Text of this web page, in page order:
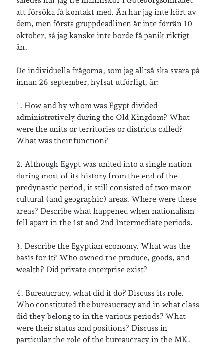
Geocaching
Inlägg om geocaching
Etiketter
barn barnkläder bibliotekslån
e-böcker festligheter foto
frågor & svar fågelskådning fåglar
födelsedag geocaching Göteborg
att försöka få kontakt med. Än har jag inte hört av
dem, men första gruppdeadlinen är inte förrän 10
oktober, så jag kanske inte borde få panik riktigt
än.
De individuella frågorna, som jag alltså ska svara på
innan 26 september, hyfsat utförligt, är:
1. How and by whom was Egypt divided
administratively during the Old Kingdom? What
were the units or territories or districts called?
What was their function?
2. Although Egypt was united into a single nation
during most of its history from the end of the
predynastic period, it still consisted of two major
cultural (and geographic) areas. Where were these
areas? Describe what happened when nationalism
fell apart in the 1st and 2nd Intermediate periods.
3. Describe the Egyptian economy. What was the
basis for it? Who owned the produce, goods, and
wealth? Did private enterprise exist?
4. Bureaucracy, what did it do? Discuss its role.
Who constituted the bureaucracy and in what class
did they belong to in the various periods? What
were their status and positions? Discuss in
particular the role of the bureaucracy in the MK.